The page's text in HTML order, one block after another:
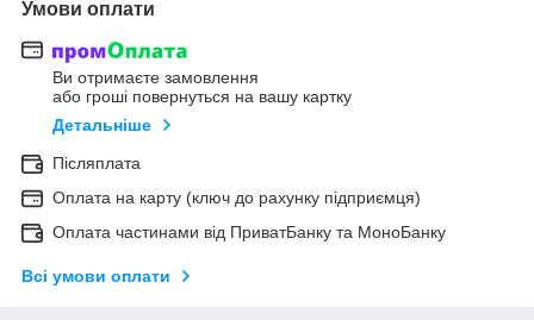
Умови оплати
Ви отримаєте замовлення
або гроші повернуться на вашу картку
Детальніше
Післяплата
Оплата на карту (ключ до рахунку підприємця)
Оплата частинами від ПриватБанку та МоноБанку
Всі умови оплати